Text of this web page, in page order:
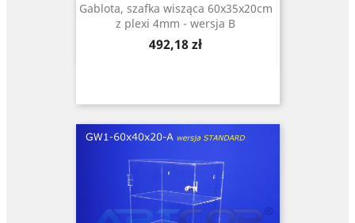
Gablota, szafka wisząca 60x35x20cm
z plexi 4mm - wersja B
Cena
492,18 zł